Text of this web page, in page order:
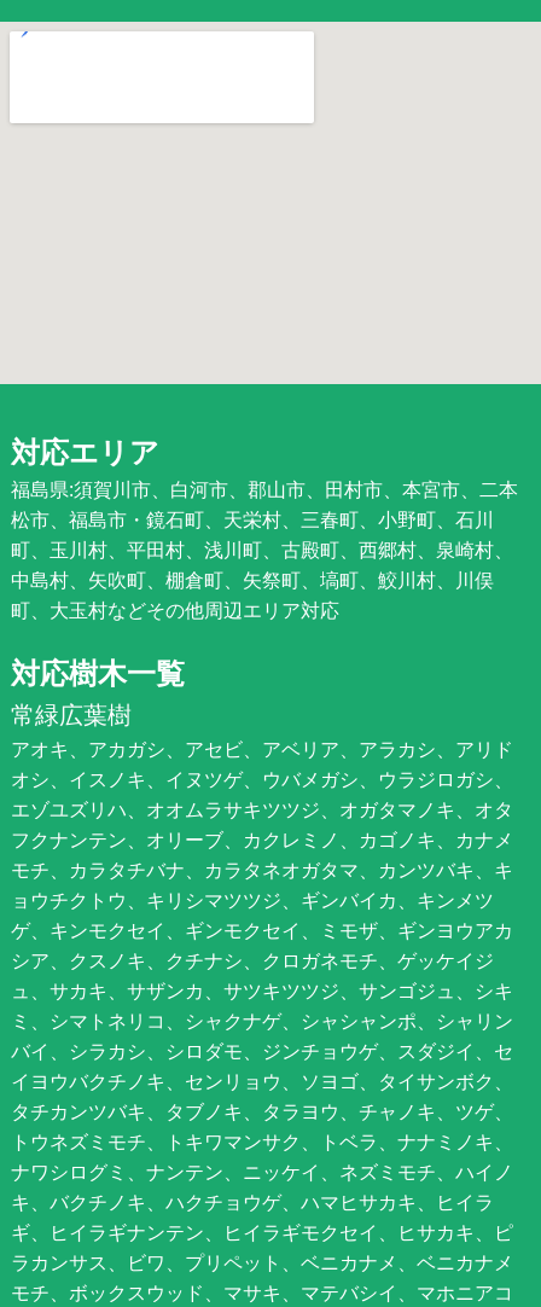
対応エリア
福島県:須賀川市、白河市、郡山市、田村市、本宮市、二本
松市、福島市・鏡石町、天栄村、三春町、小野町、石川
町、玉川村、平田村、浅川町、古殿町、西郷村、泉崎村、
中島村、矢吹町、棚倉町、矢祭町、塙町、鮫川村、川俣
町、大玉村などその他周辺エリア対応
対応樹木一覧
常緑広葉樹
アオキ、アカガシ、アセビ、アベリア、アラカシ、アリド
オシ、イスノキ、イヌツゲ、ウバメガシ、ウラジロガシ、
エゾユズリハ、オオムラサキツツジ、オガタマノキ、オタ
フクナンテン、オリーブ、カクレミノ、カゴノキ、カナメ
モチ、カラタチバナ、カラタネオガタマ、カンツバキ、キ
ョウチクトウ、キリシマツツジ、ギンバイカ、キンメツ
ゲ、キンモクセイ、ギンモクセイ、ミモザ、ギンヨウアカ
シア、クスノキ、クチナシ、クロガネモチ、ゲッケイジ
ュ、サカキ、サザンカ、サツキツツジ、サンゴジュ、シキ
ミ、シマトネリコ、シャクナゲ、シャシャンポ、シャリン
バイ、シラカシ、シロダモ、ジンチョウゲ、スダジイ、セ
イヨウバクチノキ、センリョウ、ソヨゴ、タイサンボク、
タチカンツバキ、タブノキ、タラヨウ、チャノキ、ツゲ、
トウネズミモチ、トキワマンサク、トベラ、ナナミノキ、
ナワシログミ、ナンテン、ニッケイ、ネズミモチ、ハイノ
キ、バクチノキ、ハクチョウゲ、ハマヒサカキ、ヒイラ
ギ、ヒイラギナンテン、ヒイラギモクセイ、ヒサカキ、ピ
ラカンサス、ビワ、プリペット、ベニカナメ、ベニカナメ
モチ、ボックスウッド、マサキ、マテバシイ、マホニアコ